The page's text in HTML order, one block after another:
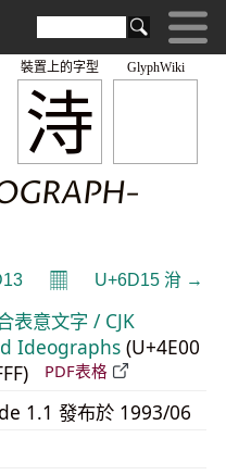
GlyphWiki
洔
裝置上的字型
𝄜 U+6D15 洕 →
表意文字 / CJK
Ideographs (U+4E00
PDF表格
1.1 發布於 1993/06